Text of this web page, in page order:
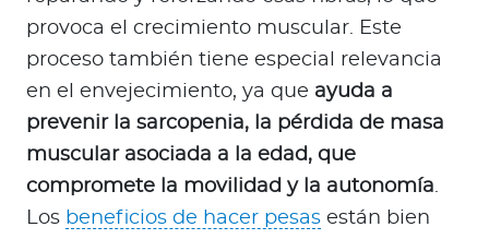
provoca el crecimiento muscular. Este
proceso también tiene especial relevancia
en el envejecimiento, ya que ayuda a
prevenir la sarcopenia, la pérdida de masa
muscular asociada a la edad, que
compromete la movilidad y la autonomía.
Los beneficios de hacer pesas están bien